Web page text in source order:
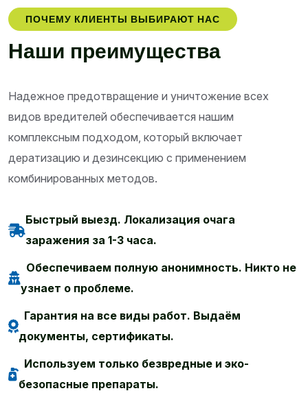
ПОЧЕМУ КЛИЕНТЫ ВЫБИРАЮТ НАС
Наши преимущества
Надежное предотвращение и уничтожение всех
видов вредителей обеспечивается нашим
комплексным подходом, который включает
дератизацию и дезинсекцию с применением
комбинированных методов.
Быстрый выезд. Локализация очага
заражения за 1-3 часа.
Обеспечиваем полную анонимность. Никто не
узнает о проблеме.
Гарантия на все виды работ. Выдаём
документы, сертификаты.
Используем только безвредные и эко-
безопасные препараты.